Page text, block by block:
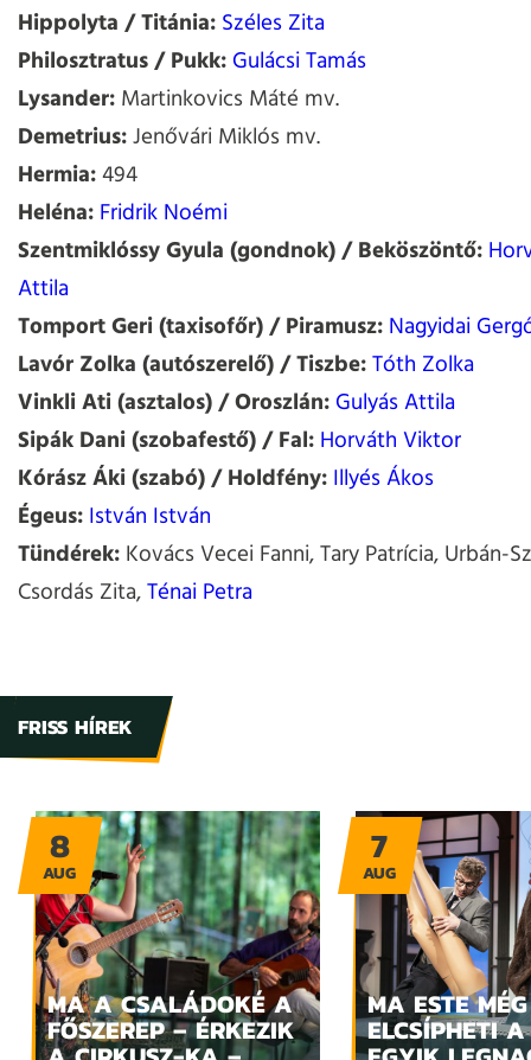
Hippolyta / Titánia:Széles Zita
Philosztratus / Pukk:Gulácsi Tamás
Lysander:Martinkovics Máté mv.
Demetrius:Jenővári Miklós mv.
Hermia:494
Heléna:Fridrik Noémi
Szentmiklóssy Gyula (gondnok) / Beköszöntő:
Attila
Tomport Geri (taxisofőr) / Piramusz:Nagyidai
Lavór Zolka (autószerelő) / Tiszbe:Tóth Zolka
Vinkli Ati (asztalos) / Oroszlán:Gulyás Attila
Sipák Dani (szobafestő) / Fal:Horváth Viktor
Kórász Áki (szabó) / Holdfény:Illyés Ákos
Égeus:István István
Tündérek:Kovács Vecei Fanni, Tary Patrícia, Urbán-
Csordás Zita,Ténai Petra
FRISS HÍREK
MA A CSALÁDOKÉ A
FŐSZEREP – ÉRKEZIK
8
AUG
MA ESTE MÉG
ELCSÍPHETI
7
AUG